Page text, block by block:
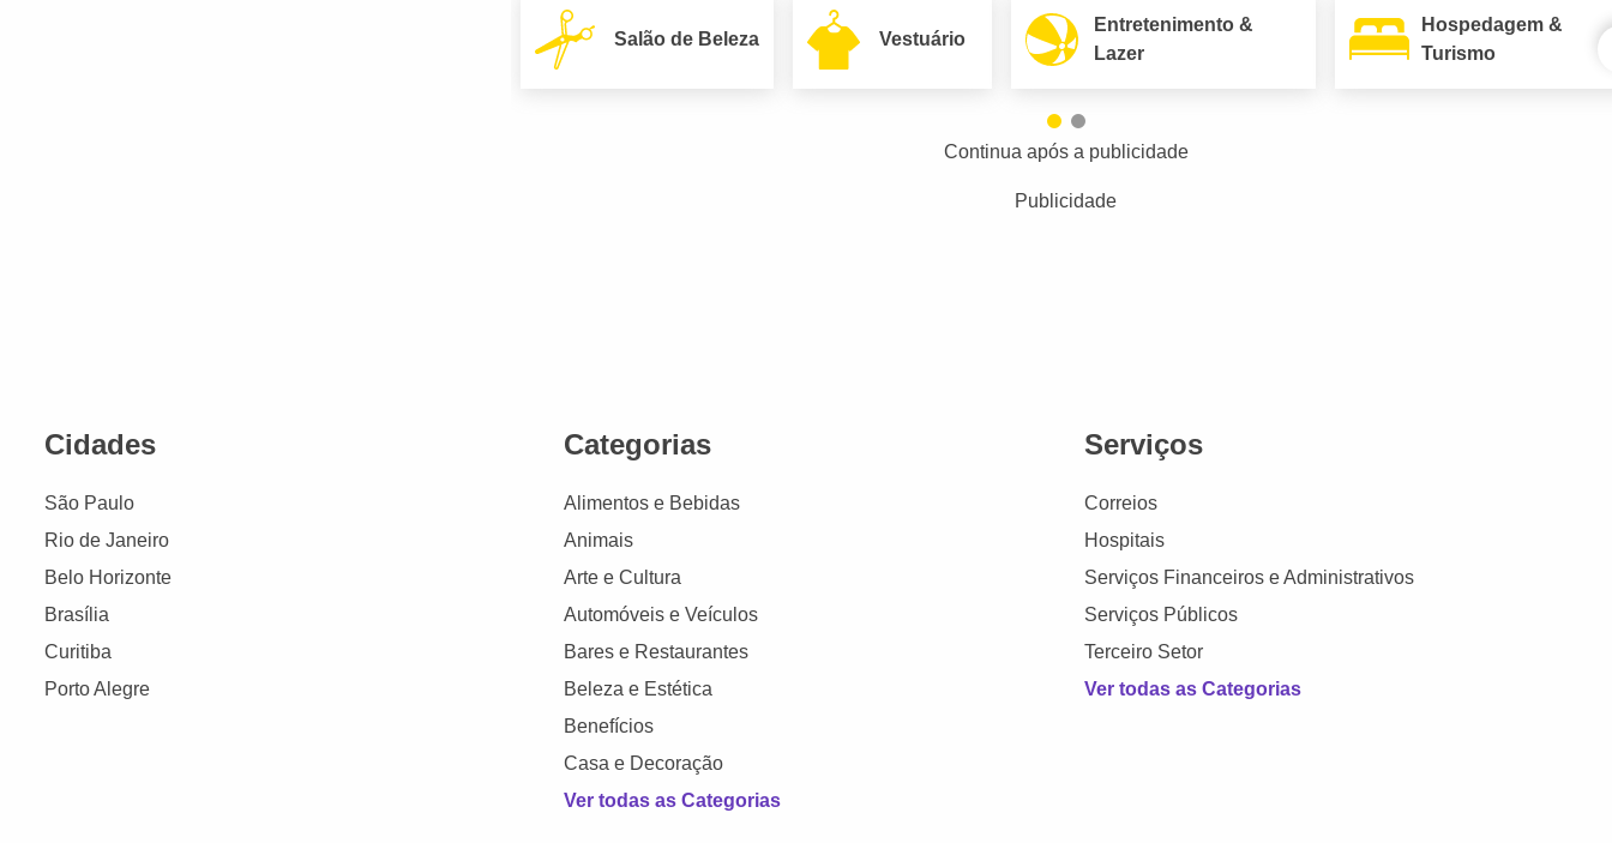
Salão de Beleza Vestuário
Entretenimento &
Lazer
Hospedagem &
Turismo
Continua após a publicidade
Publicidade
Cidades
São Paulo
Rio de Janeiro
Belo Horizonte
Brasília
Curitiba
Porto Alegre
Categorias
Alimentos e Bebidas
Animais
Arte e Cultura
Automóveis e Veículos
Bares e Restaurantes
Beleza e Estética
Benefícios
Casa e Decoração
Ver todas as Categorias
Serviços
Correios
Hospitais
Serviços Financeiros e Administrativos
Serviços Públicos
Terceiro Setor
Ver todas as Categorias